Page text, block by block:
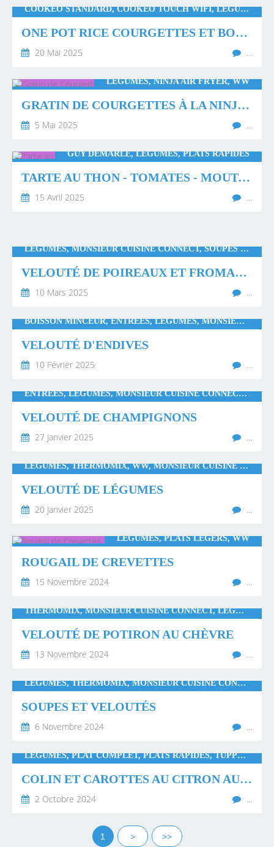
COOKEO STANDARD, COOKEO TOUCH WIFI, LÉGUMES, PLAT COMPLET, PLATS RAPIDES
ONE POT RICE COURGETTES ET BOEUF AU CURRY
20 Mai 2025 …
LÉGUMES, NINJA AIR FRYER, WW
GRATIN DE COURGETTES À LA NINJA AIR FRYER
5 Mai 2025 …
GUY DEMARLE, LÉGUMES, PLATS RAPIDES
TARTE AU THON - TOMATES - MOUTARDE
15 Avril 2025 …
LÉGUMES, MONSIEUR CUISINE CONNECT, SOUPES ET VELOUTÉS, THERMOMIX
VELOUTÉ DE POIREAUX ET FROMAGE À TARTINER
10 Mars 2025 …
BOISSON MINCEUR, ENTRÉES, LÉGUMES, MONSIEUR CUISINE CONNECT, THERMOMIX, SOUPES ET VELOUTÉS
VELOUTÉ D'ENDIVES
10 Février 2025 …
ENTRÉES, LÉGUMES, MONSIEUR CUISINE CONNECT, SOUPES ET VELOUTÉS, THERMOMIX, WW
VELOUTÉ DE CHAMPIGNONS
27 Janvier 2025 …
LÉGUMES, THERMOMIX, WW, MONSIEUR CUISINE CONNECT
VELOUTÉ DE LÉGUMES
20 Janvier 2025 …
LÉGUMES, PLATS LÉGERS, WW
ROUGAIL DE CREVETTES
15 Novembre 2024 …
THERMOMIX, MONSIEUR CUISINE CONNECT, LÉGUMES, SOUPES ET VELOUTÉS
VELOUTÉ DE POTIRON AU CHÈVRE
13 Novembre 2024 …
LÉGUMES, THERMOMIX, MONSIEUR CUISINE CONNECT
SOUPES ET VELOUTÉS
6 Novembre 2024 …
LÉGUMES, PLAT COMPLET, PLATS RAPIDES, TUPPERWARE
COLIN ET CAROTTES AU CITRON AU CUISEUR SOLO TUPPERWARE
2 Octobre 2024 …
1 > >>